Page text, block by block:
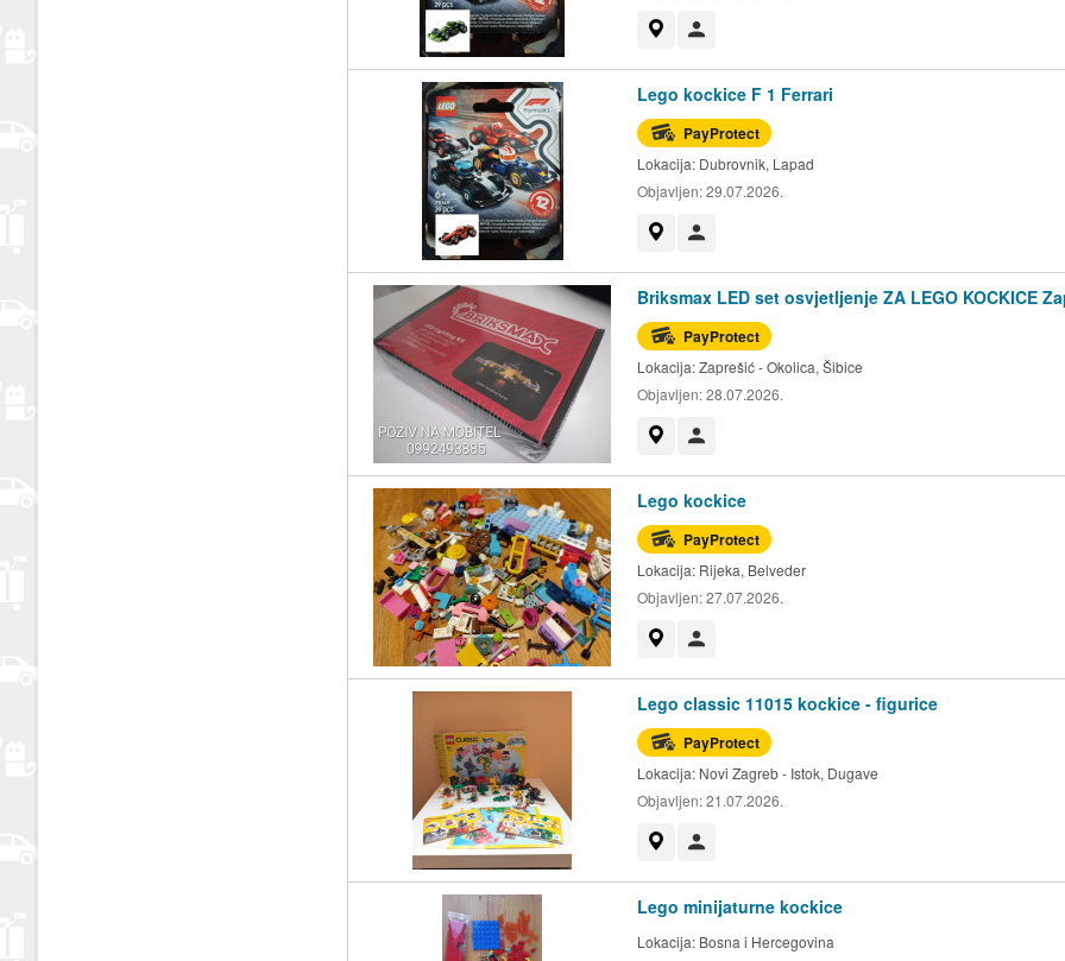
Lego kockice F 1 Ferrari
PayProtect
Lokacija: Dubrovnik, Lapad
Objavljen:29.07.2026.
Briksmax LED set osvjetljenje ZA LEGO KOCKICE
PayProtect
Lokacija:Zaprešić - Okolica, Šibice
Objavljen:28.07.2026.
Lego kockice
PayProtect
Lokacija: Rijeka, Belveder
Objavljen:27.07.2026.
Lego classic 11015 kockice - figurice
PayProtect
Lokacija: Novi Zagreb - Istok, Dugave
Objavljen:21.07.2026.
Lego minijaturne kockice
Lokacija: Bosna i Hercegovina